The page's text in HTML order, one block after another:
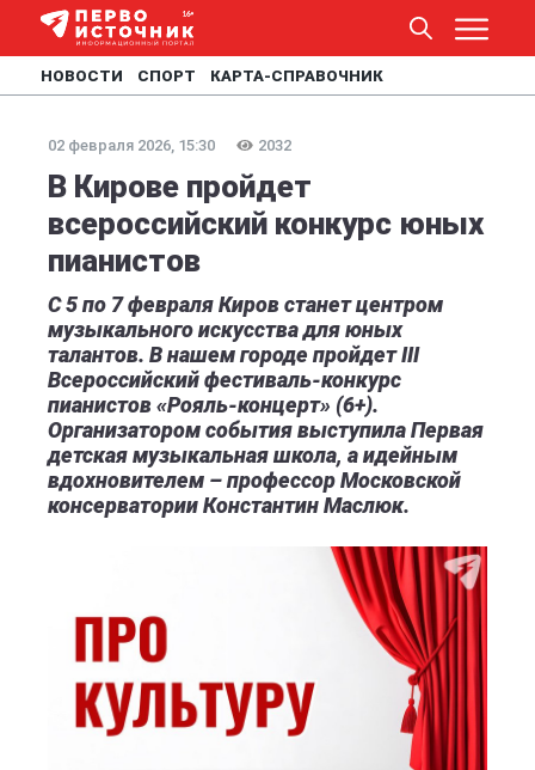
НОВОСТИ СПОРТ КАРТА-СПРАВОЧНИК
02 февраля 2026, 15:30 2032
В Кирове пройдет
всероссийский конкурс юных
пианистов
С 5 по 7 февраля Киров станет центром
музыкального искусства для юных
талантов. В нашем городе пройдет III
Всероссийский фестиваль-конкурс
пианистов «Рояль-концерт» (6+).
Организатором события выступила Первая
детская музыкальная школа, а идейным
вдохновителем – профессор Московской
консерватории Константин Маслюк.